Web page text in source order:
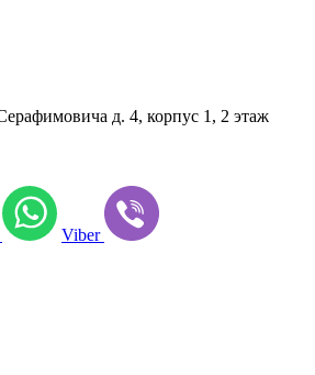
д. 4, корпус 1, 2 этаж
Viber